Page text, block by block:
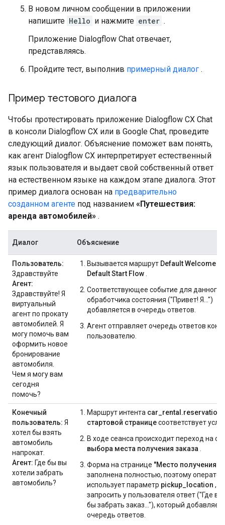
В новом личном сообщении в приложении
напишите Hello и нажмите enter .
Приложение Dialogflow Chat отвечает,
представляясь.
Пройдите тест, выполнив примерный диалог .
Пример тестового диалога
Чтобы протестировать приложение Dialogflow CX Chat
в консоли Dialogflow CX или в Google Chat, проведите
следующий диалог. Объяснение поможет вам понять,
как агент Dialogflow CX интерпретирует естественный
язык пользователя и выдает свой собственный ответ
на естественном языке на каждом этапе диалога. Этот
пример диалога основан на предварительно
созданном агенте под названием «Путешествия:
аренда автомобилей» .
Диалог Объяснение
Пользователь:
Здравствуйте
Агент:
Здравствуйте! Я
виртуальный
агент по прокату
автомобилей. Я
могу помочь вам
оформить новое
бронирование
автомобиля.
Чем я могу вам
сегодня
помочь?
Вызывается маршрут Default Welcome
Default Start Flow
Соответствующее событие для данного
обработчика состояния ("Привет! Я...")
добавляется в очередь ответов.
Агент отправляет очередь ответов
пользователю.
Конечный
пользователь: Я
хотел бы взять
автомобиль
напрокат.
Агент: Где бы вы
хотели забрать
автомобиль?
Маршрут интента
стартовой страницесоответствует
В ходе сеанса происходит переход на
выбора места получения заказа
Форма на странице "Место получения
заполнена полностью, поэтому оператор
использует параметр pickup_location ,
запросить у пользователя ответ ("Где вы
бы забрать заказ..."), который
очередь ответов.